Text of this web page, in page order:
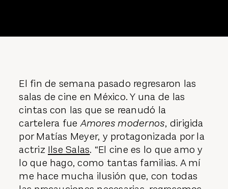
El fin de semana pasado regresaron las
salas de cine en México. Y una de las
cintas con las que se reanudó la
cartelera fueAmores modernos, dirigida
por Matías Meyer, y protagonizada por la
actriz Ilse Salas. “El cine es lo que amo y
lo que hago, como tantas familias. A mí
me hace mucha ilusión que, con todas